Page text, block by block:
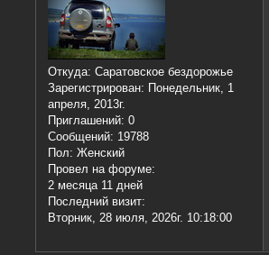
Откуда: Саратовское бездорожье
Зарегистрирован: Понедельник, 1
апреля, 2013г.
Приглашений: 0
Сообщений: 19788
Пол: Женский
Провел на форуме:
2 месяца 11 дней
Последний визит:
Вторник, 28 июля, 2026г. 10:18:00